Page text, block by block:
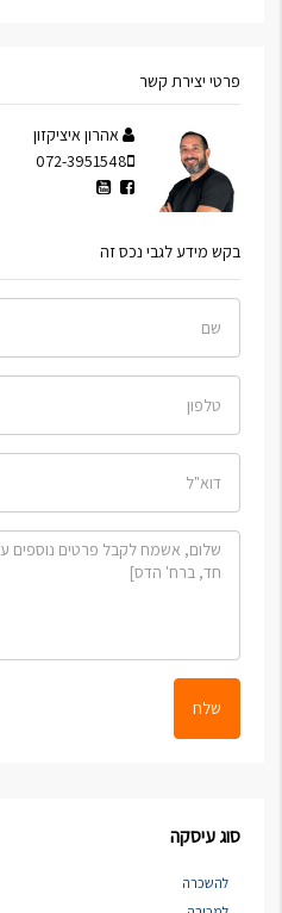
פרטי יצירת קשר
אהרון איציקזון
072-3951548
בקש מידע לגבי נכס זה
שלח
סוג עיסקה
להשכרה